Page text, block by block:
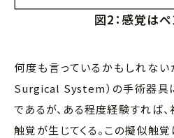
図2：感覚は
何度も言っているかもしれない
Surgical System）の手術器具
であるが、ある程度経験すれば
触覚が生じてくる。この擬似触